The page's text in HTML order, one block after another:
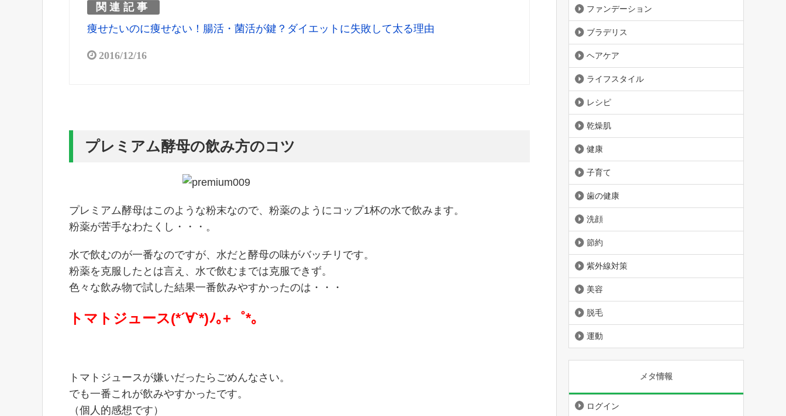
関連記事
痩せたいのに痩せない！腸活・菌活が鍵？ダイエットに失敗して太る理由
2016/12/16
プレミアム酵母の飲み方のコツ
プレミアム酵母はこのような粉末なので、粉薬のようにコップ1杯の水で飲みます。
粉薬が苦手なわたくし・・・。
水で飲むのが一番なのですが、水だと酵母の味がバッチリです。
粉薬を克服したとは言え、水で飲むまでは克服できず。
色々な飲み物で試した結果一番飲みやすかったのは・・・
トマトジュース(*´∀`*)ﾉ｡+゜*｡
トマトジュースが嫌いだったらごめんなさい。
でも一番これが飲みやすかったです。
（個人的感想です）
ファンデーション
ブラデリス
ヘアケア
ライフスタイル
レシピ
乾燥肌
健康
子育て
歯の健康
洗顔
節約
紫外線対策
美容
脱毛
運動
メタ情報
ログイン